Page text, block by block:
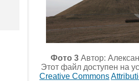
Фото 3Автор:
Этот файл доступен на
Creative Commons